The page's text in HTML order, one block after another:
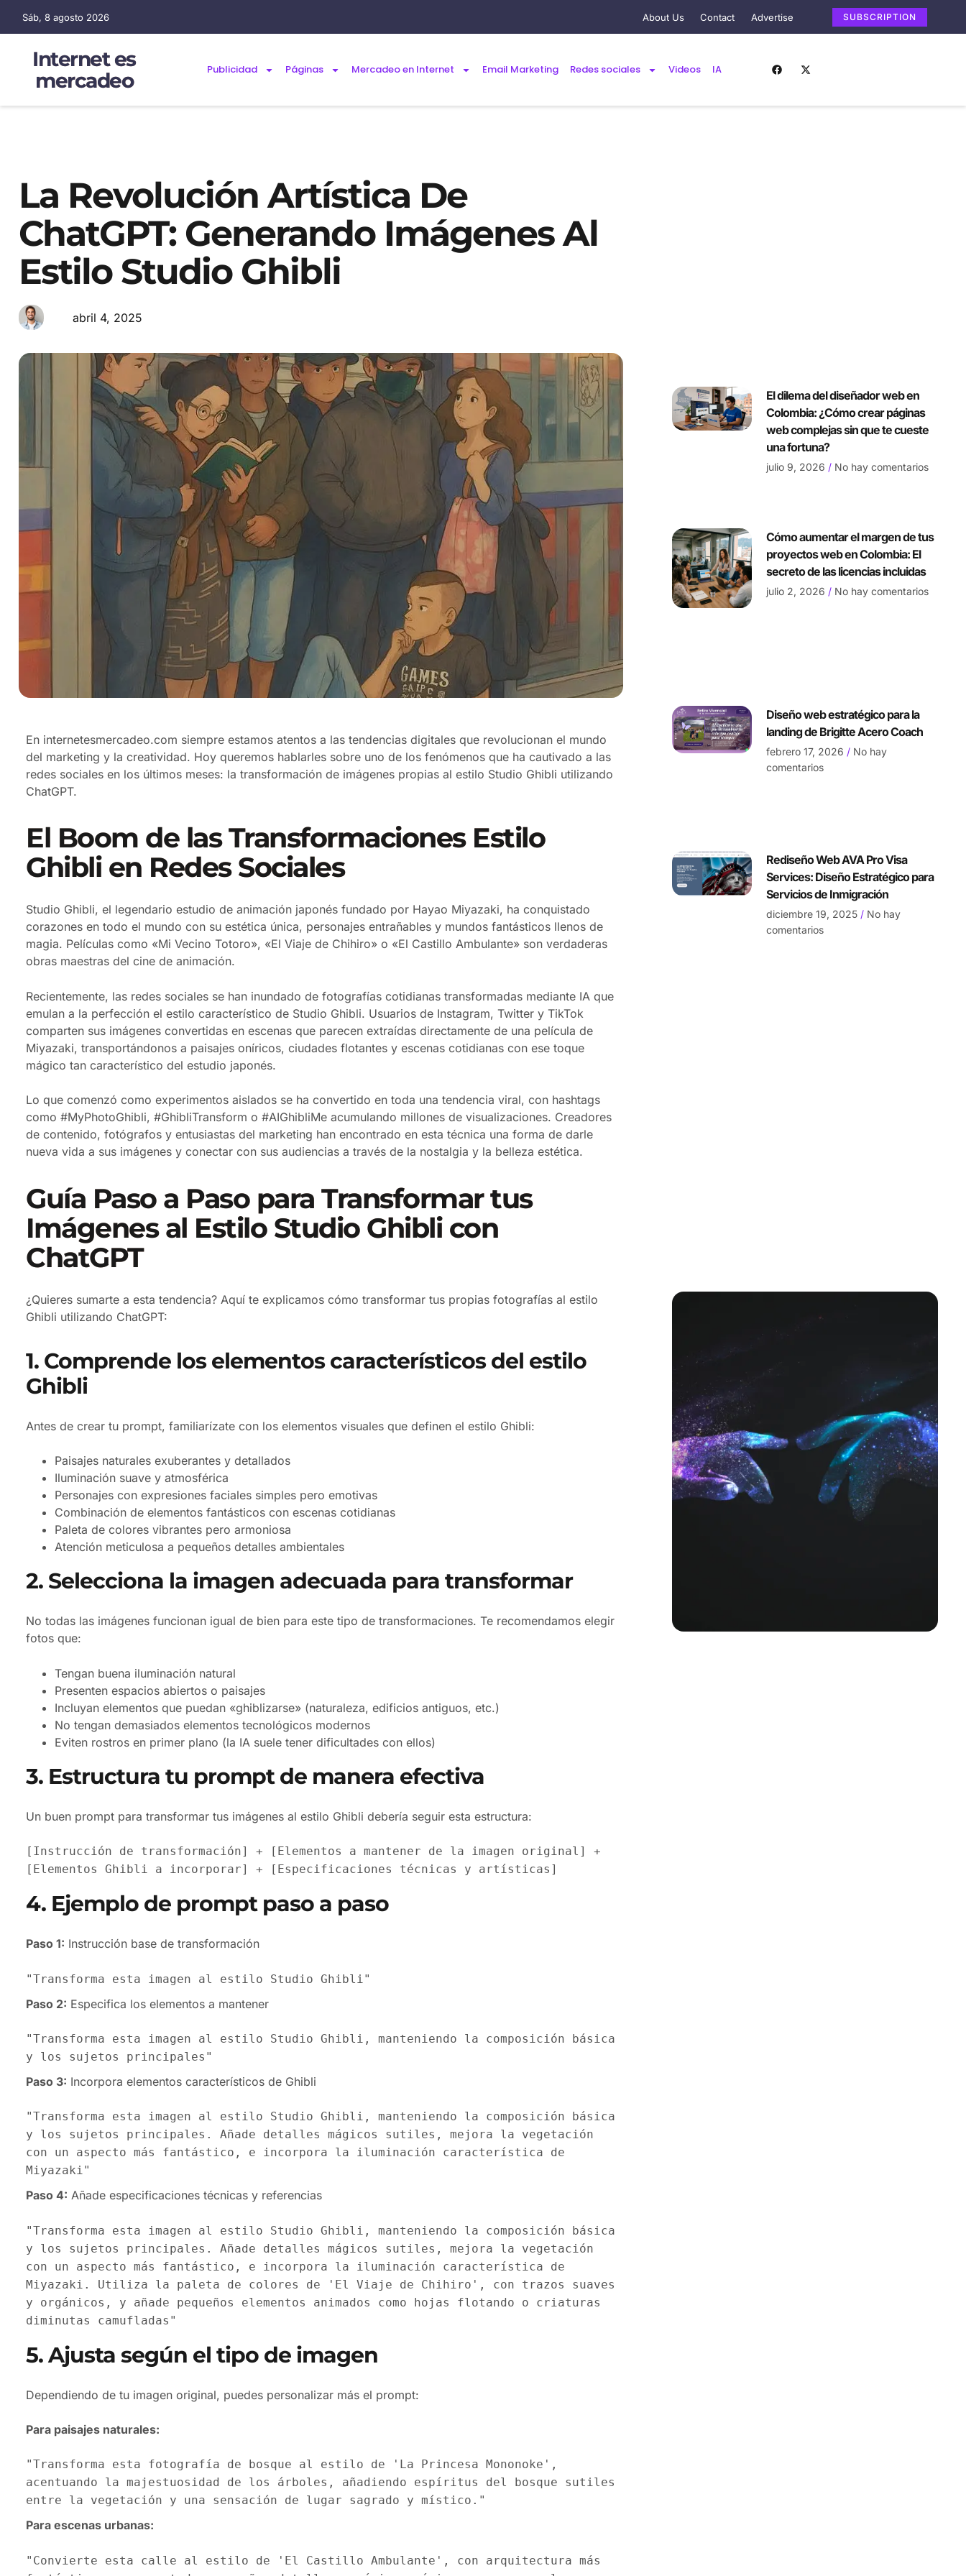
Sáb, 8 agosto 2026 About Us Contact Advertise SUBSCRIPTION
Internet es
mercadeo
Publicidad Páginas Mercadeo en Internet Email Marketing Redes sociales Videos IA
La Revolución Artística De
ChatGPT: Generando Imágenes Al
Estilo Studio Ghibli
abril 4, 2025
En internetesmercadeo.com siempre estamos atentos a las tendencias digitales que revolucionan el mundo
del marketing y la creatividad. Hoy queremos hablarles sobre uno de los fenómenos que ha cautivado a las
redes sociales en los últimos meses: la transformación de imágenes propias al estilo Studio Ghibli utilizando
ChatGPT.
El Boom de las Transformaciones Estilo
Ghibli en Redes Sociales
Studio Ghibli, el legendario estudio de animación japonés fundado por Hayao Miyazaki, ha conquistado
corazones en todo el mundo con su estética única, personajes entrañables y mundos fantásticos llenos de
magia. Películas como «Mi Vecino Totoro», «El Viaje de Chihiro» o «El Castillo Ambulante» son verdaderas
obras maestras del cine de animación.
Recientemente, las redes sociales se han inundado de fotografías cotidianas transformadas mediante IA que
emulan a la perfección el estilo característico de Studio Ghibli. Usuarios de Instagram, Twitter y TikTok
comparten sus imágenes convertidas en escenas que parecen extraídas directamente de una película de
Miyazaki, transportándonos a paisajes oníricos, ciudades flotantes y escenas cotidianas con ese toque
mágico tan característico del estudio japonés.
Lo que comenzó como experimentos aislados se ha convertido en toda una tendencia viral, con hashtags
como #MyPhotoGhibli, #GhibliTransform o #AIGhibliMe acumulando millones de visualizaciones. Creadores
de contenido, fotógrafos y entusiastas del marketing han encontrado en esta técnica una forma de darle
nueva vida a sus imágenes y conectar con sus audiencias a través de la nostalgia y la belleza estética.
Guía Paso a Paso para Transformar tus
Imágenes al Estilo Studio Ghibli con
ChatGPT
¿Quieres sumarte a esta tendencia? Aquí te explicamos cómo transformar tus propias fotografías al estilo
Ghibli utilizando ChatGPT:
1. Comprende los elementos característicos del estilo
Ghibli
Antes de crear tu prompt, familiarízate con los elementos visuales que definen el estilo Ghibli:
Paisajes naturales exuberantes y detallados
Iluminación suave y atmosférica
Personajes con expresiones faciales simples pero emotivas
Combinación de elementos fantásticos con escenas cotidianas
Paleta de colores vibrantes pero armoniosa
Atención meticulosa a pequeños detalles ambientales
2. Selecciona la imagen adecuada para transformar
No todas las imágenes funcionan igual de bien para este tipo de transformaciones. Te recomendamos elegir
fotos que:
Tengan buena iluminación natural
Presenten espacios abiertos o paisajes
Incluyan elementos que puedan «ghiblizarse» (naturaleza, edificios antiguos, etc.)
No tengan demasiados elementos tecnológicos modernos
Eviten rostros en primer plano (la IA suele tener dificultades con ellos)
3. Estructura tu prompt de manera efectiva
Un buen prompt para transformar tus imágenes al estilo Ghibli debería seguir esta estructura:
[Instrucción de transformación] + [Elementos a mantener de la imagen original] +
[Elementos Ghibli a incorporar] + [Especificaciones técnicas y artísticas]
4. Ejemplo de prompt paso a paso
Paso 1: Instrucción base de transformación
"Transforma esta imagen al estilo Studio Ghibli"
Paso 2: Especifica los elementos a mantener
"Transforma esta imagen al estilo Studio Ghibli, manteniendo la composición básica
y los sujetos principales"
Paso 3: Incorpora elementos característicos de Ghibli
"Transforma esta imagen al estilo Studio Ghibli, manteniendo la composición básica
y los sujetos principales. Añade detalles mágicos sutiles, mejora la vegetación
con un aspecto más fantástico, e incorpora la iluminación característica de
Miyazaki"
Paso 4: Añade especificaciones técnicas y referencias
"Transforma esta imagen al estilo Studio Ghibli, manteniendo la composición básica
y los sujetos principales. Añade detalles mágicos sutiles, mejora la vegetación
con un aspecto más fantástico, e incorpora la iluminación característica de
Miyazaki. Utiliza la paleta de colores de 'El Viaje de Chihiro', con trazos suaves
y orgánicos, y añade pequeños elementos animados como hojas flotando o criaturas
diminutas camufladas"
5. Ajusta según el tipo de imagen
Dependiendo de tu imagen original, puedes personalizar más el prompt:
Para paisajes naturales:
"Transforma esta fotografía de bosque al estilo de 'La Princesa Mononoke',
acentuando la majestuosidad de los árboles, añadiendo espíritus del bosque sutiles
entre la vegetación y una sensación de lugar sagrado y místico."
Para escenas urbanas:
"Convierte esta calle al estilo de 'El Castillo Ambulante', con arquitectura más
El dilema del diseñador web en
Colombia: ¿Cómo crear páginas
web complejas sin que te cueste
una fortuna?
julio 9, 2026 No hay comentarios
Cómo aumentar el margen de tus
proyectos web en Colombia: El
secreto de las licencias incluidas
julio 2, 2026 No hay comentarios
Diseño web estratégico para la
landing de Brigitte Acero Coach
febrero 17, 2026
No hay
comentarios
Rediseño Web AVA Pro Visa
Services: Diseño Estratégico para
Servicios de Inmigración
diciembre 19, 2025
No hay
comentarios